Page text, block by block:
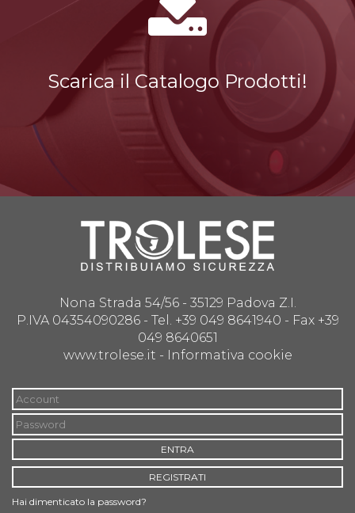
Scarica il Catalogo Prodotti!
Nona Strada 54/56 - 35129 Padova Z.I.
P.IVA 04354090286 - Tel. +39 049 8641940 - Fax +39
049 8640651
www.trolese.it - Informativa cookie
Hai dimenticato la password?
ENTRA
REGISTRATI